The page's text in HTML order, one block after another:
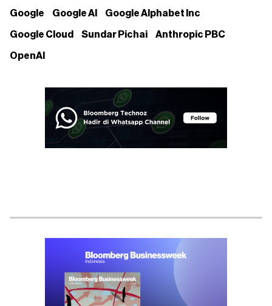
Google Google AI Google Alphabet Inc
Google Cloud Sundar Pichai Anthropic PBC
OpenAI